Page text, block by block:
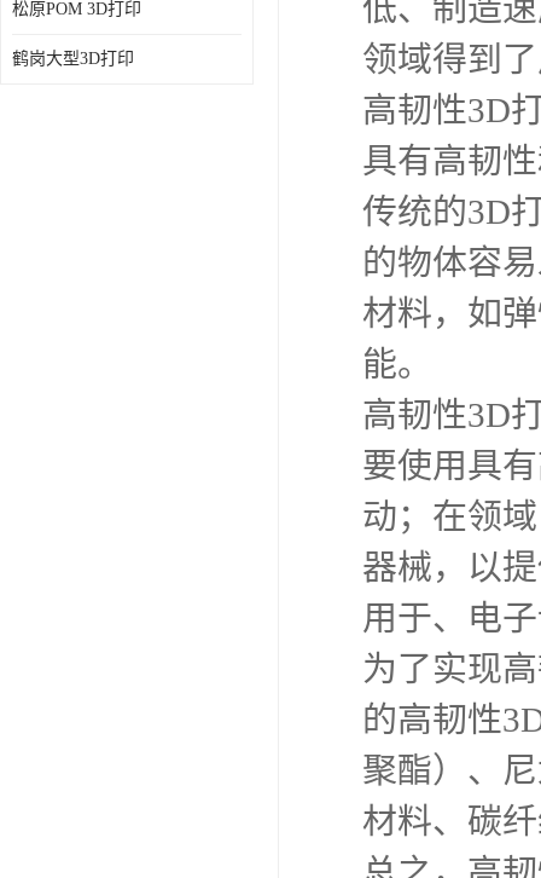
松原POM 3D打印
鹤岗大型3D打印
低、制造
领域得到
高韧性3D
具有高韧
传统的3D
的物体容
材料，如
能。
高韧性3D
要使用具
动；在领
器械，以
用于、电
为了实现
的高韧性
聚酯）、
材料、碳